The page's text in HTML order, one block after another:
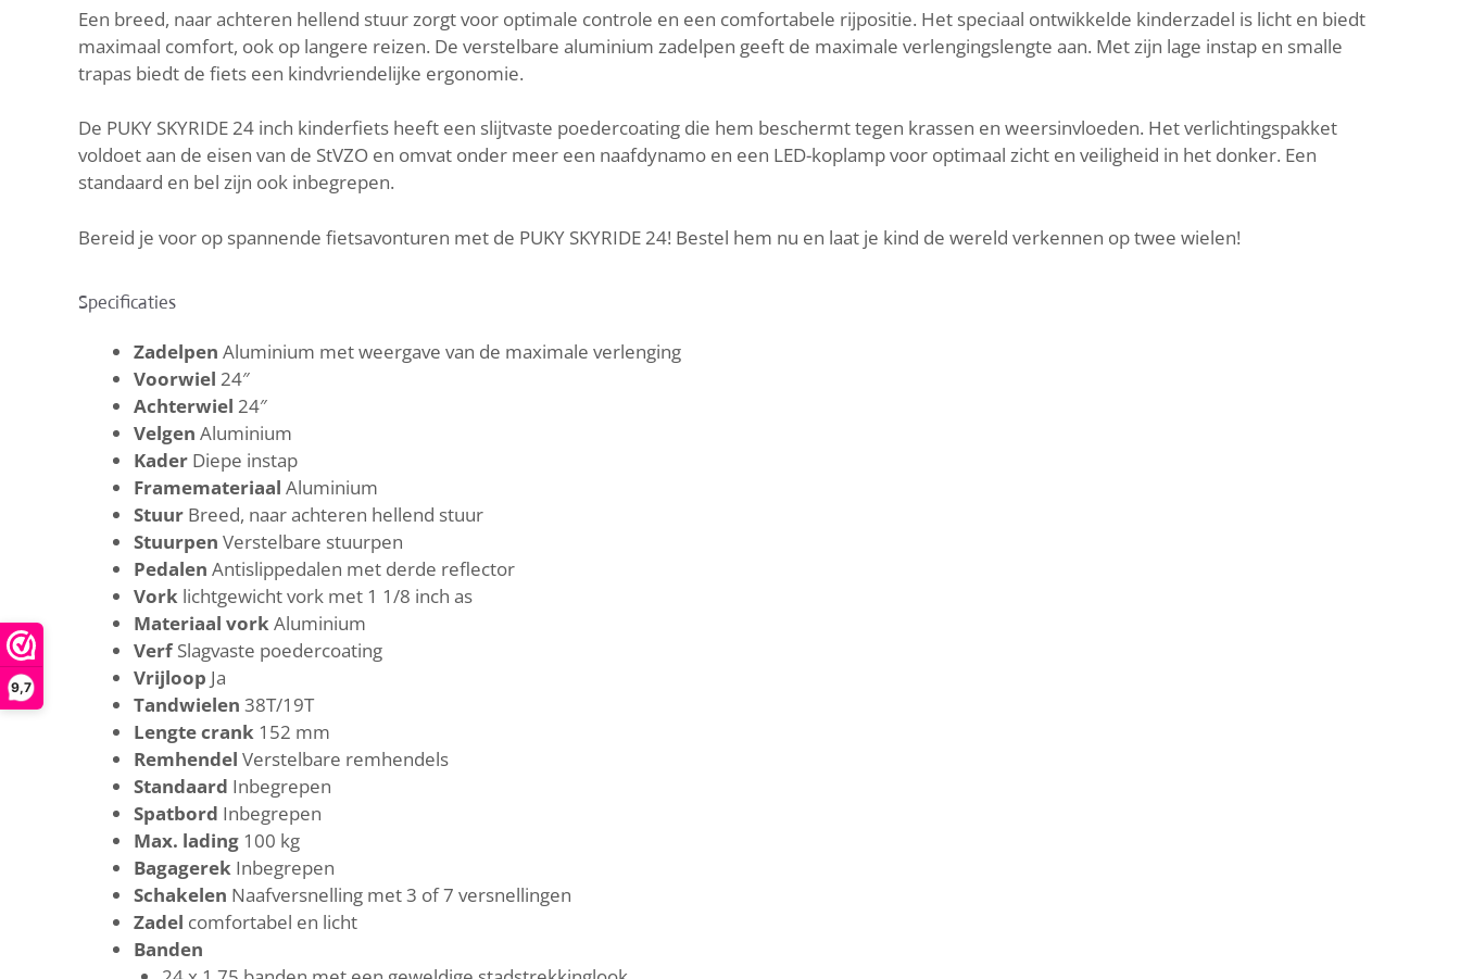
9,7
Een breed, naar achteren hellend stuur zorgt voor optimale controle en een comfortabele rijpositie. Het speciaal ontwikkelde kinderzadel is licht en biedt
maximaal comfort, ook op langere reizen. De verstelbare aluminium zadelpen geeft de maximale verlengingslengte aan. Met zijn lage instap en smalle
trapas biedt de fiets een kindvriendelijke ergonomie.
De PUKY SKYRIDE 24 inch kinderfiets heeft een slijtvaste poedercoating die hem beschermt tegen krassen en weersinvloeden. Het verlichtingspakket
voldoet aan de eisen van de StVZO en omvat onder meer een naafdynamo en een LED-koplamp voor optimaal zicht en veiligheid in het donker. Een
standaard en bel zijn ook inbegrepen.
Bereid je voor op spannende fietsavonturen met de PUKY SKYRIDE 24! Bestel hem nu en laat je kind de wereld verkennen op twee wielen!
Specificaties
Zadelpen Aluminium met weergave van de maximale verlenging
Voorwiel 24″
Achterwiel 24″
Velgen Aluminium
Kader Diepe instap
Framemateriaal Aluminium
Stuur Breed, naar achteren hellend stuur
Stuurpen Verstelbare stuurpen
Pedalen Antislippedalen met derde reflector
Vork lichtgewicht vork met 1 1/8 inch as
Materiaal vork Aluminium
VerfSlagvaste poedercoating
Vrijloop Ja
Tandwielen 38T/19T
Lengte crank 152 mm
Remhendel Verstelbare remhendels
Standaard Inbegrepen
Spatbord Inbegrepen
Max. lading 100 kg
Bagagerek Inbegrepen
Schakelen Naafversnelling met 3 of 7 versnellingen
Zadel comfortabel en licht
Banden